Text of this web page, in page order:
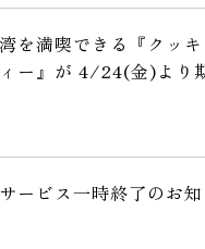
を満喫できる『クッ
ー』が 4/24(金)より
ービス一時終了のお